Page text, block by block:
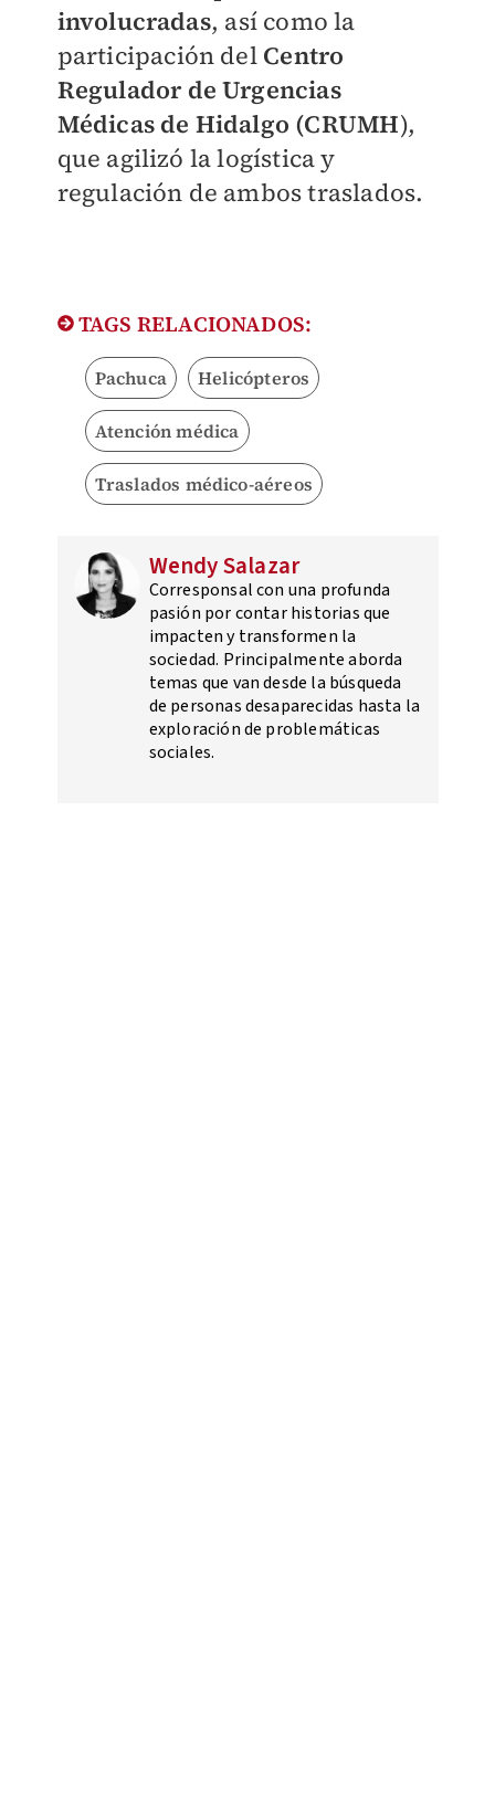
involucradas, así como la
participación del Centro
Regulador de Urgencias
Médicas de Hidalgo (CRUMH),
que agilizó la logística y
regulación de ambos traslados.
TAGS RELACIONADOS:
Pachuca Helicópteros
Atención médica
Traslados médico-aéreos
Wendy Salazar
Corresponsal con una profunda
pasión por contar historias que
impacten y transformen la
sociedad. Principalmente aborda
temas que van desde la búsqueda
de personas desaparecidas hasta la
exploración de problemáticas
sociales.